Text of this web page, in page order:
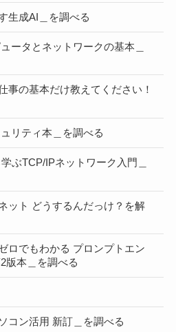
生成AI＿を調べる
ータとネットワークの基本＿
事の基本だけ教えてください！
リティ本＿を調べる
ぶTCP/IPネットワーク入門＿
ット どうするんだっけ？を解
ロでもわかる プロンプトエン
版本＿を調べる
コン活用 新訂＿を調べる